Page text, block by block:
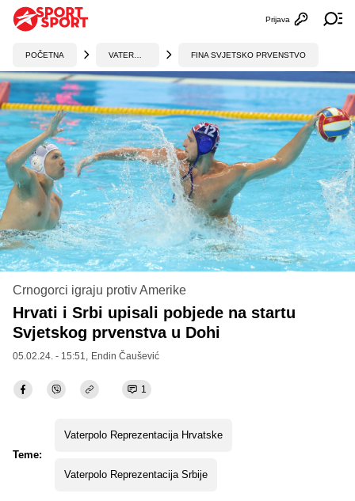
Otvori
Prijava
POČETNA FINA SVJETSKO PRVENSTVO
Crnogorci igraju protiv Amerike
Hrvati i Srbi upisali pobjede na startu
Svjetskog prvenstva u Dohi
05.02.24. - 15:51, Endin Čaušević
1
Teme:
Vaterpolo Reprezentacija Hrvatske
Vaterpolo Reprezentacija Srbije